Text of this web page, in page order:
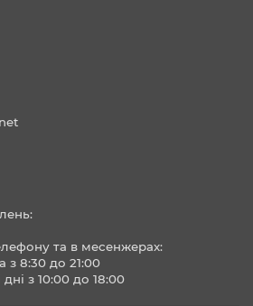
та в месенжерах:
з 8:30 до 21:00
дні з 10:00 до 18:00